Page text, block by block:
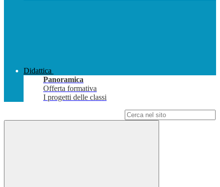
Didattica
Panoramica
Offerta formativa
I progetti delle classi